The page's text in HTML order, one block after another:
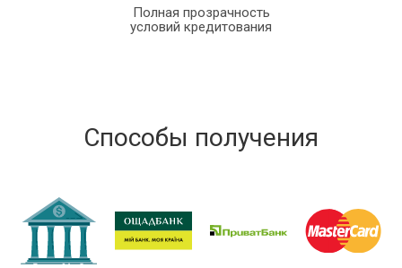
Полная прозрачность
условий кредитования
Способы получения